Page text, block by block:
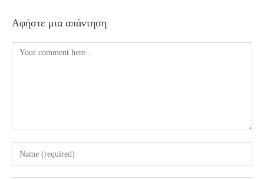
Αφήστε μια απάντηση
Comment
Enter
your